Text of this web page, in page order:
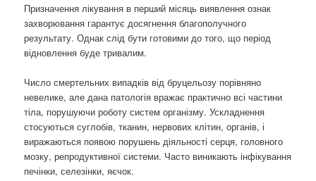
Призначення лікування в перший місяць виявлення ознак
захворювання гарантує досягнення благополучного
результату. Однак слід бути готовими до того, що період
відновлення буде тривалим.
Число смертельних випадків від бруцельозу порівняно
невелике, але дана патологія вражає практично всі частини
тіла, порушуючи роботу систем організму. Ускладнення
стосуються суглобів, тканин, нервових клітин, органів, і
виражаються появою порушень діяльності серця, головного
мозку, репродуктивної системи. Часто виникають інфікування
печінки, селезінки, яєчок.